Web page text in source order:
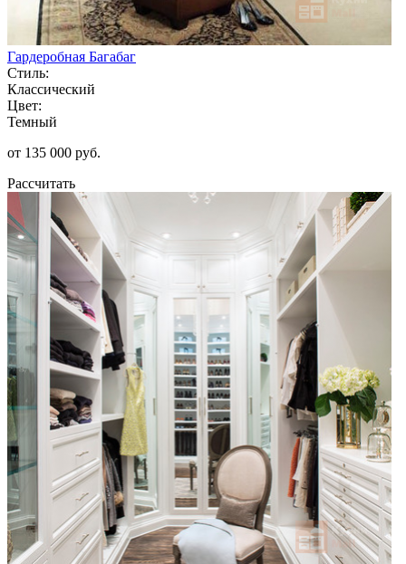
Гардеробная Багабаг
Стиль:
Классический
Цвет:
Темный
от 135 000 руб.
Рассчитать